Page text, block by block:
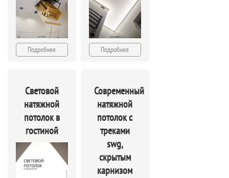
Подробнее Подробнее
Световой
натяжной
потолок в
гостиной
Современный
натяжной
потолок с
треками
swg,
скрытым
карнизом